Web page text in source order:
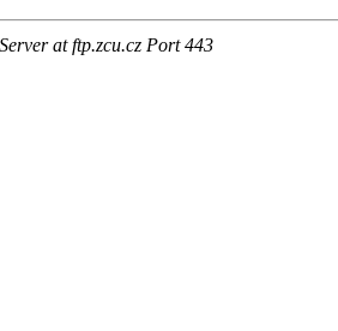
at ftp.zcu.cz Port 443